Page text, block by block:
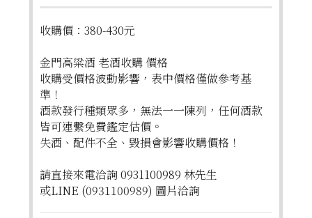
收購價：380-430元
金門高粱酒 老酒收購 價格
收購受價格波動影響，表中價格僅做參考基
準！
酒款發行種類眾多，無法一一陳列，任何酒款
皆可連繫免費鑑定估價。
失酒、配件不全、毀損會影響收購價格！
請直接來電洽詢 0931100989 林先生
或LINE (0931100989) 圖片洽詢